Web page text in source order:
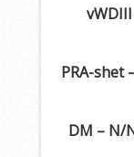
PRA-shet
DM – N/